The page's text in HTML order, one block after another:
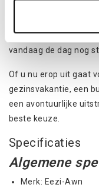
zijn deze dakrekken
hun uitrusting over
vandaag de dag nog
Of u nu erop uit gaat
gezinsvakantie, een
een avontuurlijke
beste keuze.
Specificaties
Algemene
Merk: Eezi-Awn